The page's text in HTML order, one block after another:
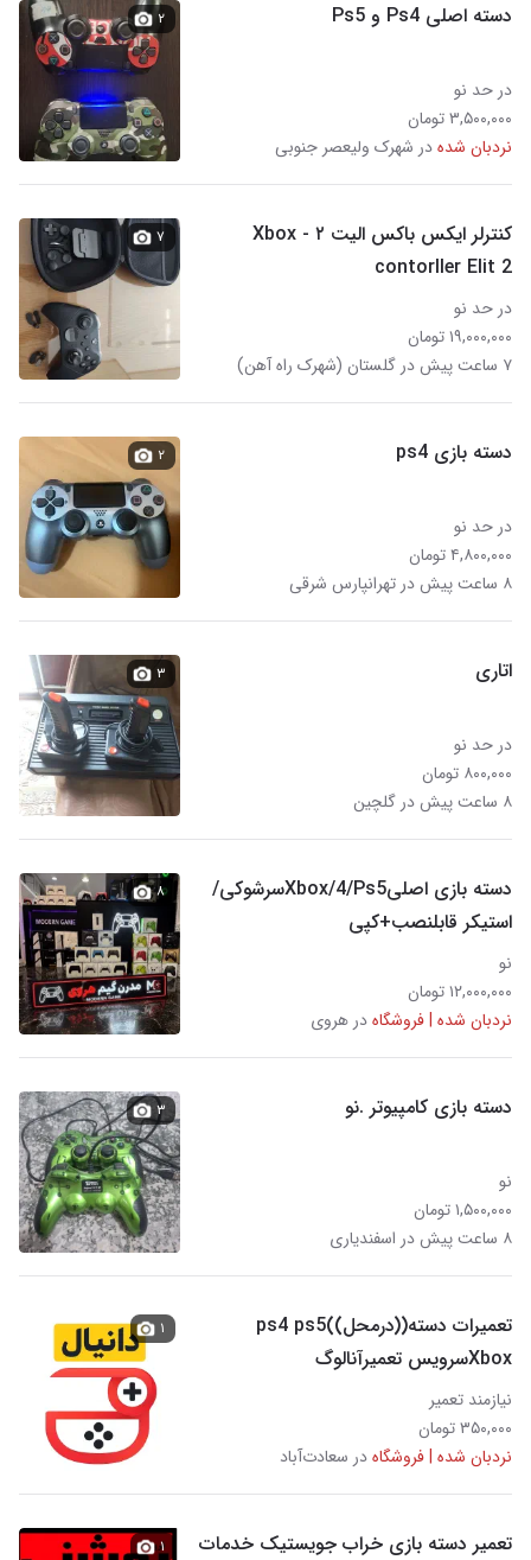
دسته اصلی Ps4 و Ps5
در حد نو
۳,۵۰۰,۰۰۰ تومان
نردبان شدهدر شهرک ولیعصر جنوبی
۲
کنترلر ایکس باکس الیت ۲ - Xbox
contorller Elit 2
در حد نو
۱۹,۰۰۰,۰۰۰ تومان
۷ ساعت پیش در گلستان (شهرک راه آهن)
۷
دسته بازی ps4
در حد نو
۴,۸۰۰,۰۰۰ تومان
۸ ساعت پیش در تهرانپارس شرقی
۲
اتاری
در حد نو
۸۰۰,۰۰۰ تومان
۸ ساعت پیش در گلچین
۳
دسته بازی اصلی‌Xbox/4/Ps5سرشوکی/
استیکر قابلنصب+کپی
نو
۱۲,۰۰۰,۰۰۰ تومان
نردبان شده | فروشگاهدر هروی
۸
دسته بازی کامپیوتر .نو
نو
۱,۵۰۰,۰۰۰ تومان
۸ ساعت پیش در اسفندیاری
۳
تعمیرات دسته((درمحل))ps4 ps5
Xboxسرویس تعمیرآنالوگ
نیازمند تعمیر
۳۵۰,۰۰۰ تومان
نردبان شده | فروشگاهدر سعادت‌آباد
۱
تعمیر دسته بازی خراب جویستیک خدمات
۱